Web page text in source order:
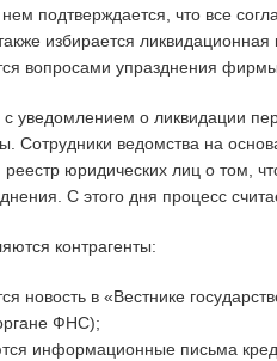
подтверждается, что все
избирается
вопросами упразднения
с уведомлением о ликвидации
Сотрудники ведомства на
реестр юридических лиц о том,
С этого дня процесс
контрагенты:
новость в «Вестнике
ФНС);
информационные письма